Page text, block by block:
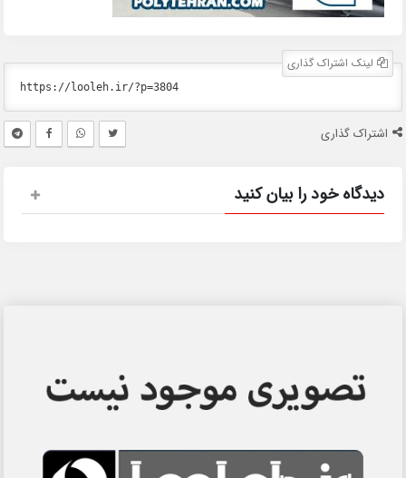
لینک اشتراک گذاری
اشتراک گذاری
دیدگاه خود را بیان کنید